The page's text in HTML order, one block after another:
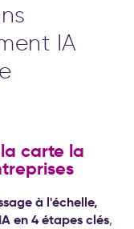
pour la
IA
carte la
à l'échelle,
en 4 étapes clés,